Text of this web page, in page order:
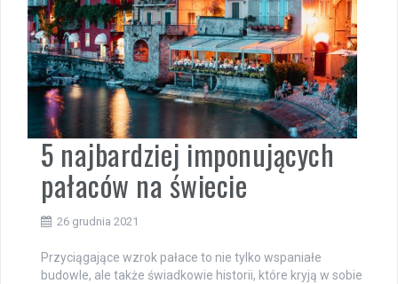
5 najbardziej imponujących
pałaców na świecie
26 grudnia 2021
Przyciągające wzrok pałace to nie tylko wspaniałe
budowle, ale także świadkowie historii, które kryją w sobie